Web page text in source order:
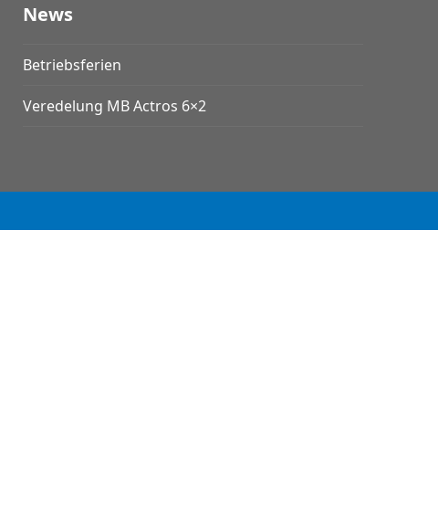
News
Betriebsferien
Veredelung MB Actros 6×2